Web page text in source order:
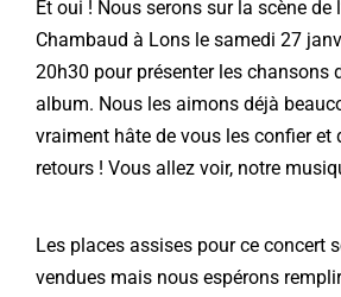
Et oui ! Nous serons sur la scène de
Chambaud à Lons le samedi 27
20h30 pour présenter les chansons
album. Nous les aimons déjà
vraiment hâte de vous les confier et
retours ! Vous allez voir, notre
Les places assises pour ce concert
vendues mais nous espérons